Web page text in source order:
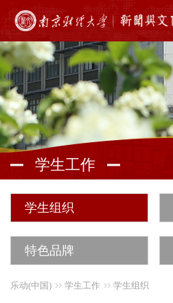
学生工作
学生组织
特色品牌
乐动(中国) 学生工作 学生组织